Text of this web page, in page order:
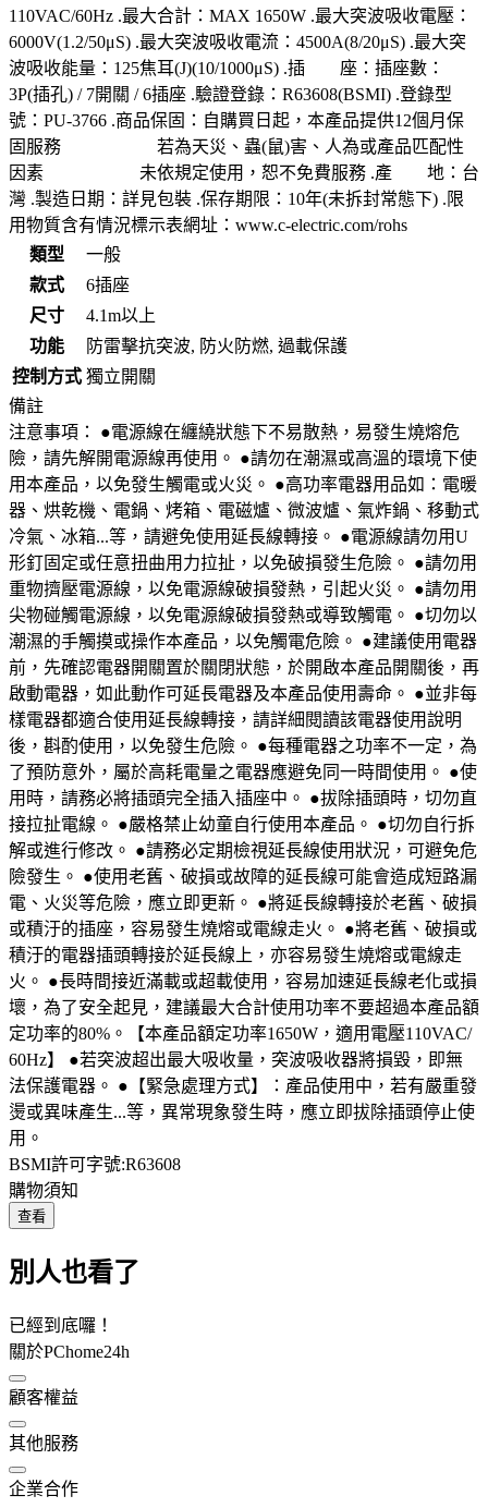
110VAC/60Hz .最大合計：MAX 1650W .最大突波吸收電壓：
6000V(1.2/50μS) .最大突波吸收電流：4500A(8/20μS) .最大突
波吸收能量：125焦耳(J)(10/1000μS) .插 座：插座數：
3P(插孔) / 7開關 / 6插座 .驗證登錄：R63608(BSMI) .登錄型
號：PU-3766 .商品保固：自購買日起，本產品提供12個月保
固服務 若為天災、蟲(鼠)害、人為或產品匹配性
因素 未依規定使用，恕不免費服務 .產 地：台
灣 .製造日期：詳見包裝 .保存期限：10年(未拆封常態下) .限
用物質含有情況標示表網址：www.c-electric.com/rohs
類型
一般
款式
6插座
尺寸
4.1m以上
功能
防雷擊抗突波, 防火防燃, 過載保護
控制方式 獨立開關
備註
注意事項： ●電源線在纏繞狀態下不易散熱，易發生燒熔危
險，請先解開電源線再使用。 ●請勿在潮濕或高溫的環境下使
用本產品，以免發生觸電或火災。 ●高功率電器用品如：電暖
器、烘乾機、電鍋、烤箱、電磁爐、微波爐、氣炸鍋、移動式
冷氣、冰箱...等，請避免使用延長線轉接。 ●電源線請勿用U
形釘固定或任意扭曲用力拉扯，以免破損發生危險。 ●請勿用
重物擠壓電源線，以免電源線破損發熱，引起火災。 ●請勿用
尖物碰觸電源線，以免電源線破損發熱或導致觸電。 ●切勿以
潮濕的手觸摸或操作本產品，以免觸電危險。 ●建議使用電器
前，先確認電器開關置於關閉狀態，於開啟本產品開關後，再
啟動電器，如此動作可延長電器及本產品使用壽命。 ●並非每
樣電器都適合使用延長線轉接，請詳細閱讀該電器使用說明
後，斟酌使用，以免發生危險。 ●每種電器之功率不一定，為
了預防意外，屬於高耗電量之電器應避免同一時間使用。 ●使
用時，請務必將插頭完全插入插座中。 ●拔除插頭時，切勿直
接拉扯電線。 ●嚴格禁止幼童自行使用本產品。 ●切勿自行拆
解或進行修改。 ●請務必定期檢視延長線使用狀況，可避免危
險發生。 ●使用老舊、破損或故障的延長線可能會造成短路漏
電、火災等危險，應立即更新。 ●將延長線轉接於老舊、破損
或積汙的插座，容易發生燒熔或電線走火。 ●將老舊、破損或
積汙的電器插頭轉接於延長線上，亦容易發生燒熔或電線走
火。 ●長時間接近滿載或超載使用，容易加速延長線老化或損
壞，為了安全起見，建議最大合計使用功率不要超過本產品額
定功率的80%。【本產品額定功率1650W，適用電壓110VAC/
60Hz】 ●若突波超出最大吸收量，突波吸收器將損毀，即無
法保護電器。 ●【緊急處理方式】：產品使用中，若有嚴重發
燙或異味產生...等，異常現象發生時，應立即拔除插頭停止使
用。
BSMI許可字號:R63608
購物須知
查看
別人也看了
已經到底囉！
關於PChome24h
顧客權益
其他服務
企業合作